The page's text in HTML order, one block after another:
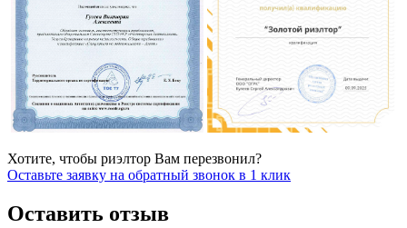
Хотите, чтобы риэлтор Вам перезвонил?
Оставьте заявку на обратный звонок в 1 клик
Оставить отзыв